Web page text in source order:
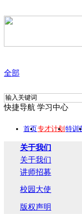
全部
快捷导航 学习中心
首页专才计划 特训
关于我们
关于我们
讲师招募
校园大使
版权声明